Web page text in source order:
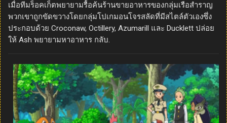
เมื่อทีมร็อคเก็ตพยายามรื้อค้นร้านขายอาหารของกลุ่มเรือสำราญ
พวกเขาถูกขัดขวางโดยกลุ่มโปเกมอนโจรสลัดที่มีสไตล์ตัวเองซึ่ง
ประกอบด้วย Croconaw, Octillery, Azumarill และ Ducklett ปล่อย
ให้ Ash พยายามหาอาหาร กลับ.